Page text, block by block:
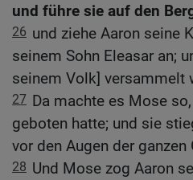
und führe sie auf den
26 und ziehe Aaron seine
seinem Sohn Eleasar an;
seinem Volk] versammelt
27 Da machte es Mose
geboten hatte; und sie
vor den Augen der ganzen
28 Und Mose zog Aaron